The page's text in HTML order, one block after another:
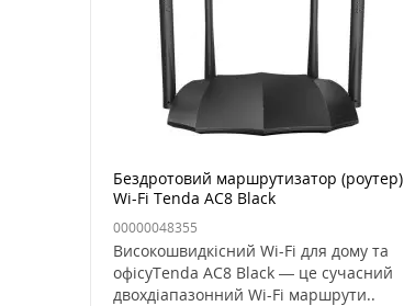
Бездротовий маршрутизатор (роутер)
Wi-Fi Tenda AC8 Black
00000048355
Високошвидкісний Wi-Fi для дому та
офісуTenda AC8 Black — це сучасний
двохдіапазонний Wi-Fi маршрути..